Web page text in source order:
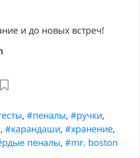
и до новых встреч!
,#пеналы,#ручки,
,#карандаши,#хранение,
пеналы,#mr. boston